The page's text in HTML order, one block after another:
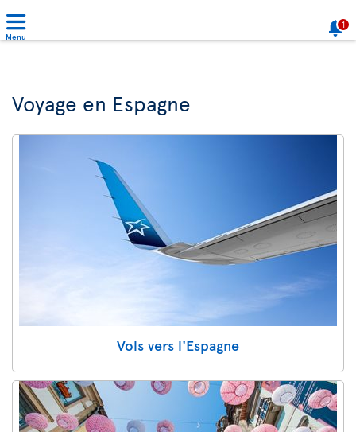
Menu
1
Voyage en Espagne
Vols vers l'Espagne